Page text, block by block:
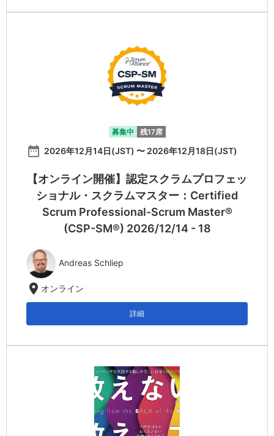
募集中 残17席
date_range 2026年12月14日(JST) 〜 2026年12月18日(JST)
【オンライン開催】認定スクラムプロフェッ
ショナル・スクラムマスター：Certified
Scrum Professional-Scrum Master®
(CSP-SM®) 2026/12/14 - 18
Andreas Schliep
location_on オンライン
詳細